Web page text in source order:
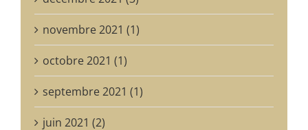
novembre 2021 (1)
octobre 2021 (1)
septembre 2021 (1)
juin 2021 (2)